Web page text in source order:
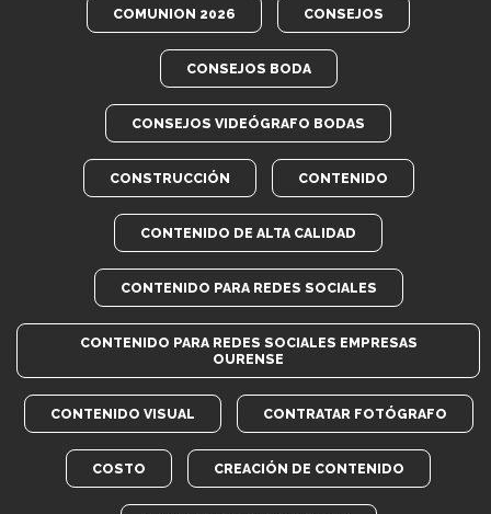
COMUNION 2026 CONSEJOS
CONSEJOS BODA
CONSEJOS VIDEÓGRAFO BODAS
CONSTRUCCIÓN CONTENIDO
CONTENIDO DE ALTA CALIDAD
CONTENIDO PARA REDES SOCIALES
CONTENIDO PARA REDES SOCIALES EMPRESAS
OURENSE
CONTENIDO VISUAL CONTRATAR FOTÓGRAFO
COSTO CREACIÓN DE CONTENIDO